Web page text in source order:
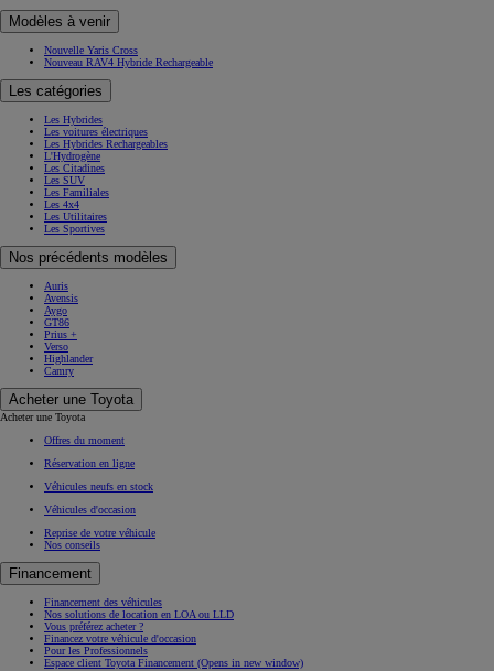
Modèles à venir
Nouvelle Yaris Cross
Nouveau RAV4 Hybride Rechargeable
Les catégories
Les Hybrides
Les voitures électriques
Les Hybrides Rechargeables
L'Hydrogène
Les Citadines
Les SUV
Les Familiales
Les 4x4
Les Utilitaires
Les Sportives
Nos précédents modèles
Auris
Avensis
Aygo
GT86
Prius +
Verso
Highlander
Camry
Acheter une Toyota
Acheter une Toyota
Offres du moment
Réservation en ligne
Véhicules neufs en stock
Véhicules d'occasion
Reprise de votre véhicule
Nos conseils
Financement
Financement des véhicules
Nos solutions de location en LOA ou LLD
Vous préférez acheter ?
Financez votre véhicule d'occasion
Pour les Professionnels
Espace client Toyota Financement (Opens in new window)